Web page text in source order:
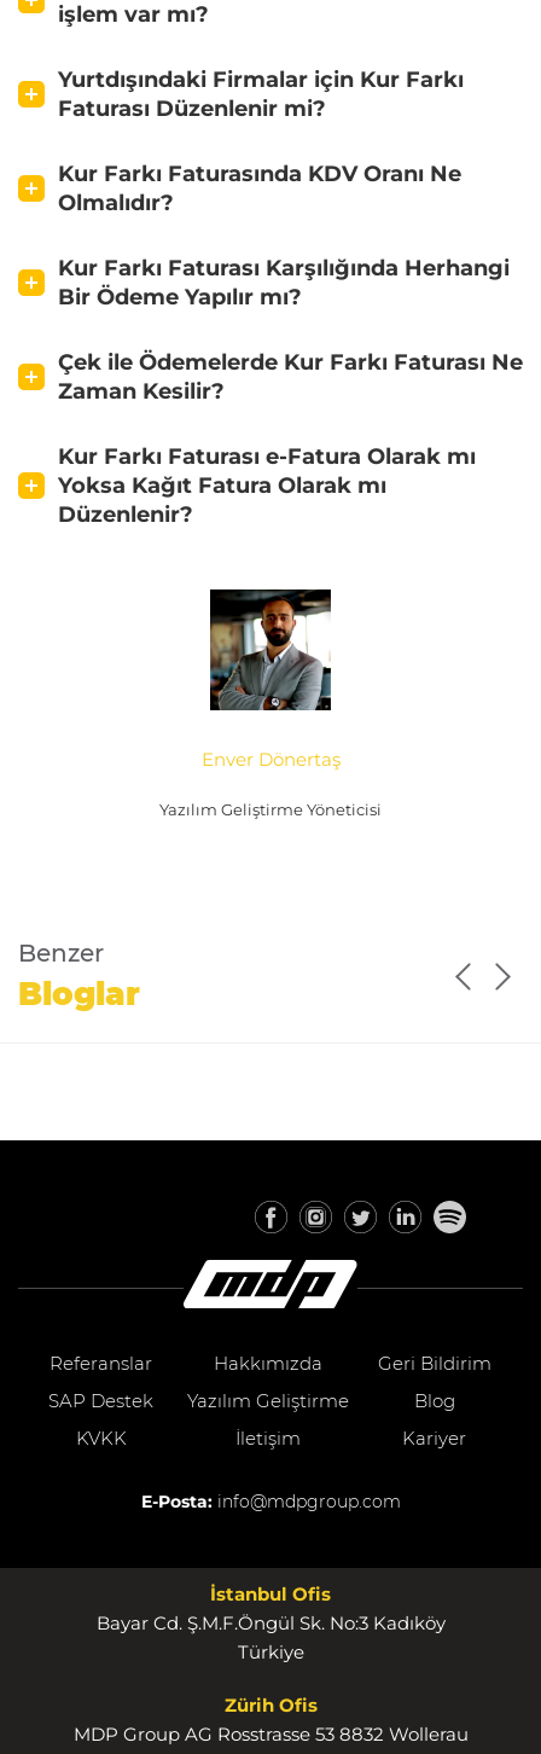
işlem var mı?
Yurtdışındaki Firmalar için Kur Farkı
Faturası Düzenlenir mi?
Kur Farkı Faturasında KDV Oranı Ne
Olmalıdır?
Kur Farkı Faturası Karşılığında Herhangi
Bir Ödeme Yapılır mı?
Çek ile Ödemelerde Kur Farkı Faturası Ne
Zaman Kesilir?
Kur Farkı Faturası e-Fatura Olarak mı
Yoksa Kağıt Fatura Olarak mı
Düzenlenir?
Enver Dönertaş
Yazılım Geliştirme Yöneticisi
Benzer
Bloglar
Referanslar Hakkımızda
Geri Bildirim
SAP Destek
Yazılım Geliştirme
Blog
KVKK
İletişim Kariyer
E-Posta: info@mdpgroup.com
İstanbul Ofis
Bayar Cd. Ş.M.F.Öngül Sk. No:3 Kadıköy
Türkiye
Zürih Ofis
MDP Group AG Rosstrasse 53 8832 Wollerau